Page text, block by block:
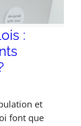
:
et
font que